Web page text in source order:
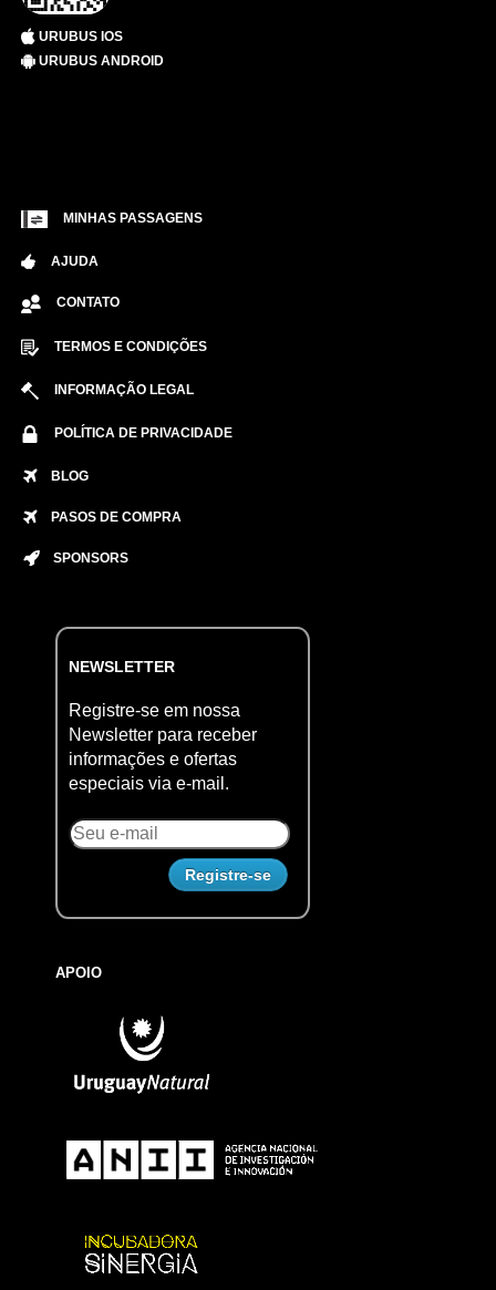
URUBUS IOS
URUBUS ANDROID
MINHAS PASSAGENS
AJUDA
CONTATO
TERMOS E CONDIÇÕES
INFORMAÇÃO LEGAL
POLÍTICA DE PRIVACIDADE
BLOG
PASOS DE COMPRA
SPONSORS
NEWSLETTER
Registre-se em nossa
Newsletter para receber
informações e ofertas
especiais via e-mail.
APOIO